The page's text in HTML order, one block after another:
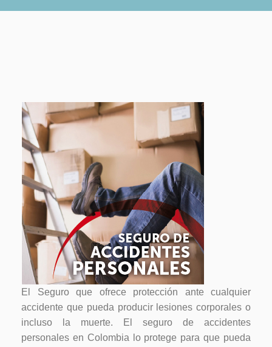
El Seguro que ofrece protección ante cualquier
accidente que pueda producir lesiones corporales o
incluso la muerte. El seguro de accidentes
personales en Colombia lo protege para que pueda